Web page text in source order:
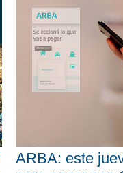
ARBA: este